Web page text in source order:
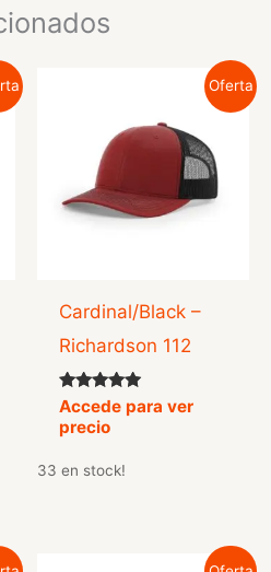
Oferta
Cardinal/Black –
Richardson 112
Valorado
con
5.00
Accede para ver
precio
33 en stock!